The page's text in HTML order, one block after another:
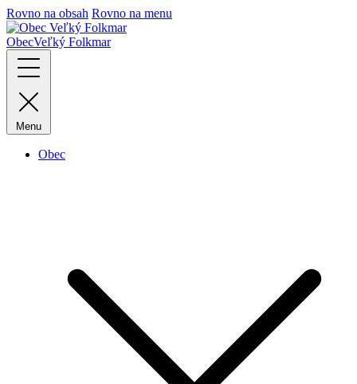
Rovno na obsah Rovno na menu
ObecVeľký Folkmar
Menu
Obec